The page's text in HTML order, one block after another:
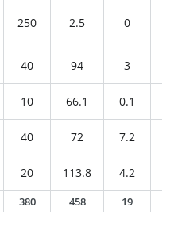
250 2.5 0
40 94 3
10 66.1 0.1
40 72 7.2
20 113.8 4.2
380 458 19